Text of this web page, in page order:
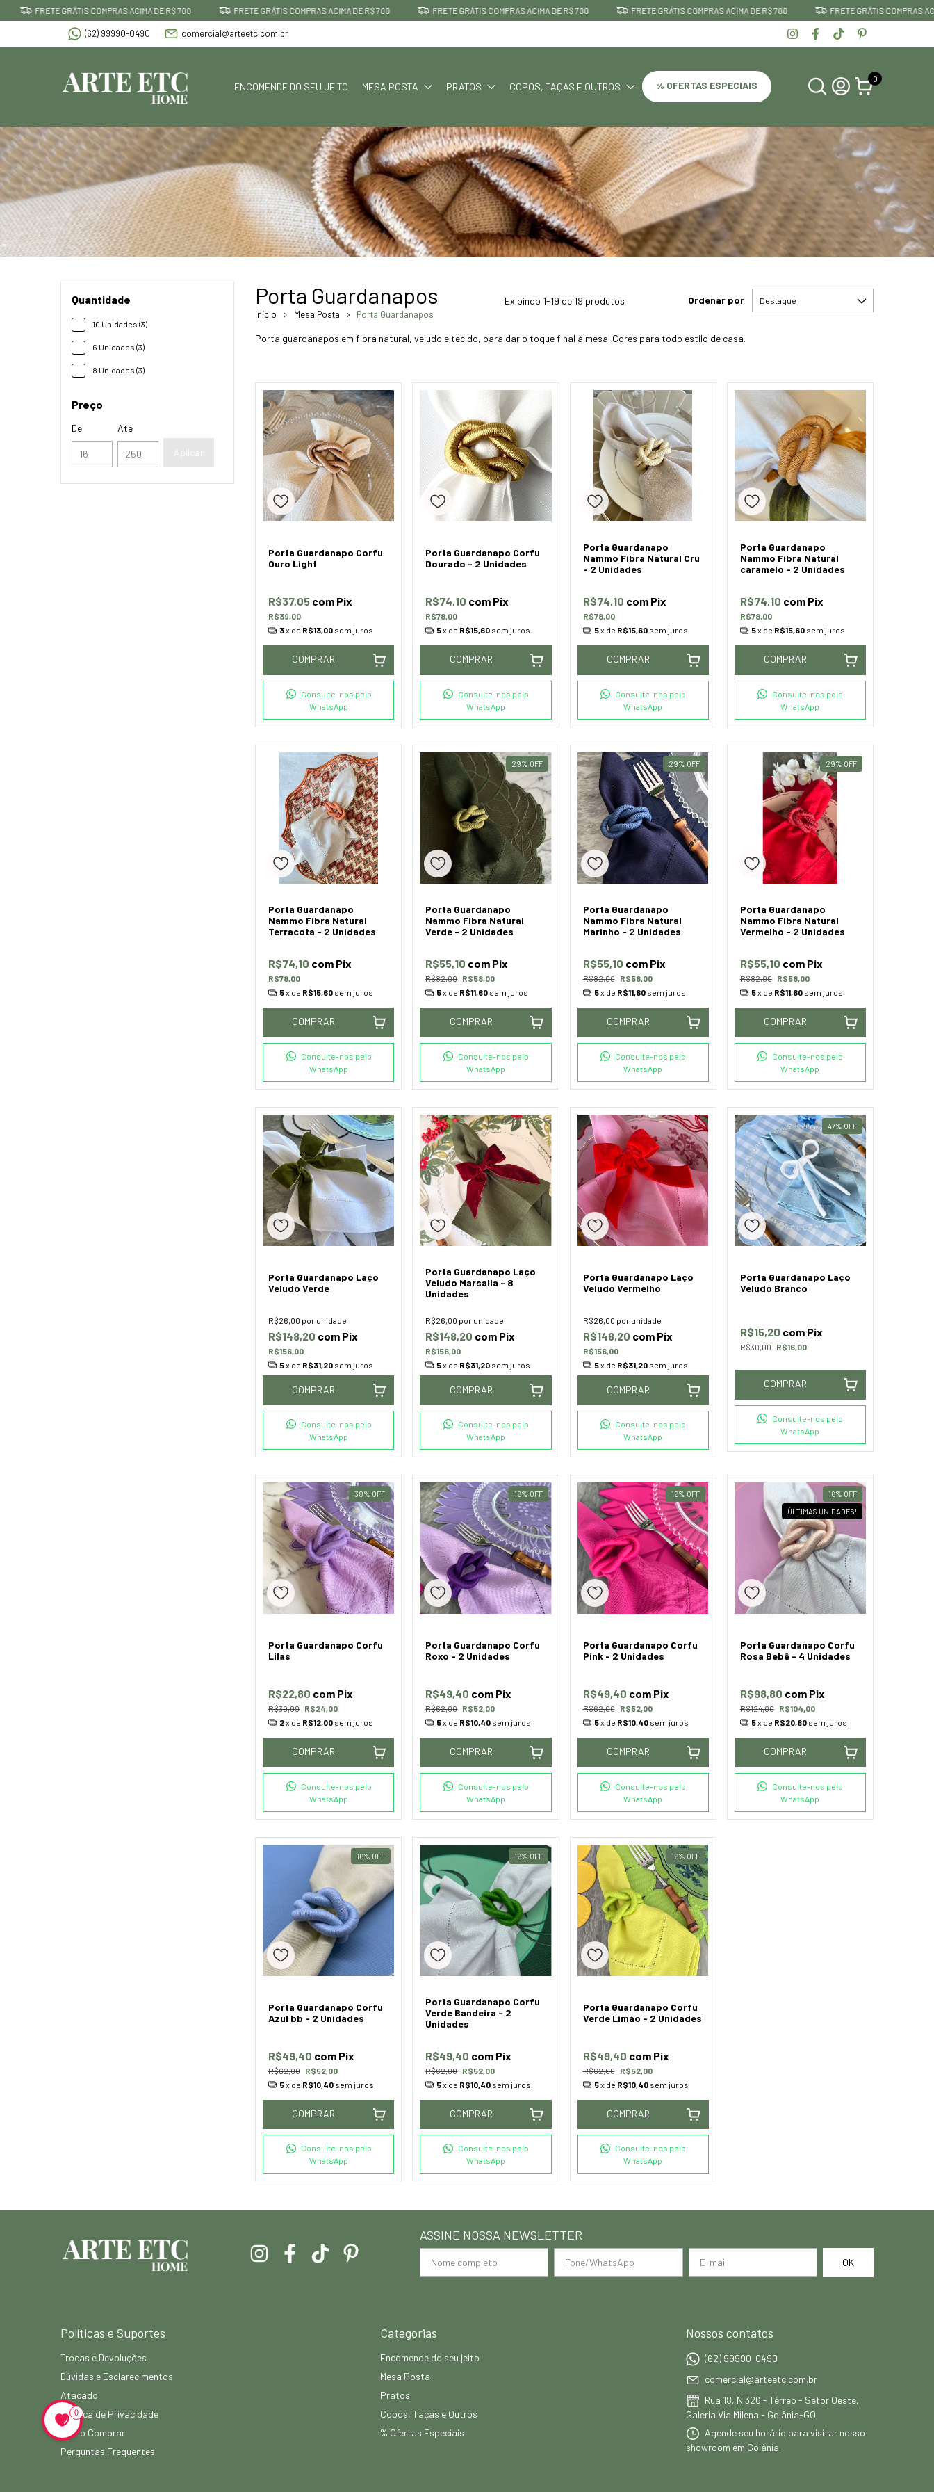
GRÁTIS COMPRAS ACIMA DE R$ 700 FRETE GRÁTIS COMPRAS ACIMA DE R$ 700 FRETE GRÁTIS COMPRAS ACIMA DE R$ 700 FRETE GRÁTIS COMPRAS ACIMA DE R$ 700 FRETE GRÁTIS COMPRAS ACIMA DE R$
(62) 99990-0490 comercial@arteetc.com.br
ENCOMENDE DO SEU JEITO MESA POSTA PRATOS COPOS, TAÇAS E OUTROS % OFERTAS ESPECIAIS
0
Quantidade
10 Unidades (3)
6 Unidades (3)
8 Unidades (3)
Preço
De Até
Aplicar
Porta Guardanapos
Início Mesa Posta Porta Guardanapos
Exibindo 1-19 de 19 produtos Ordenar por
Porta guardanapos em fibra natural, veludo e tecido, para dar o toque final à mesa. Cores para todo estilo de casa.
Porta Guardanapo Corfu
Ouro Light
R$39,00
R$37,05 com Pix
3x de R$13,00 sem juros
COMPRAR
Consulte-nos pelo
WhatsApp
Porta Guardanapo Corfu
Dourado - 2 Unidades
R$78,00
R$74,10 com Pix
5x de R$15,60 sem juros
COMPRAR
Consulte-nos pelo
WhatsApp
Porta Guardanapo
Nammo Fibra Natural Cru
- 2 Unidades
R$78,00
R$74,10 com Pix
5x de R$15,60 sem juros
COMPRAR
Consulte-nos pelo
WhatsApp
Porta Guardanapo
Nammo Fibra Natural
caramelo - 2 Unidades
R$78,00
R$74,10 com Pix
5x de R$15,60 sem juros
COMPRAR
Consulte-nos pelo
WhatsApp
Porta Guardanapo
Nammo Fibra Natural
Terracota - 2 Unidades
R$78,00
R$74,10 com Pix
5x de R$15,60 sem juros
COMPRAR
Consulte-nos pelo
WhatsApp
29% OFF
Porta Guardanapo
Nammo Fibra Natural
Verde - 2 Unidades
R$82,00 R$58,00
R$55,10 com Pix
5x de R$11,60 sem juros
COMPRAR
Consulte-nos pelo
WhatsApp
29% OFF
Porta Guardanapo
Nammo Fibra Natural
Marinho - 2 Unidades
R$82,00 R$58,00
R$55,10 com Pix
5x de R$11,60 sem juros
COMPRAR
Consulte-nos pelo
WhatsApp
29% OFF
Porta Guardanapo
Nammo Fibra Natural
Vermelho - 2 Unidades
R$82,00 R$58,00
R$55,10 com Pix
5x de R$11,60 sem juros
COMPRAR
Consulte-nos pelo
WhatsApp
Porta Guardanapo Laço
Veludo Verde
R$26,00 por unidade
R$156,00
R$148,20 com Pix
5x de R$31,20 sem juros
COMPRAR
Consulte-nos pelo
WhatsApp
Porta Guardanapo Laço
Veludo Marsalla - 8
Unidades
R$26,00 por unidade
R$156,00
R$148,20 com Pix
5x de R$31,20 sem juros
COMPRAR
Consulte-nos pelo
WhatsApp
Porta Guardanapo Laço
Veludo Vermelho
R$26,00 por unidade
R$156,00
R$148,20 com Pix
5x de R$31,20 sem juros
COMPRAR
Consulte-nos pelo
WhatsApp
47% OFF
Porta Guardanapo Laço
Veludo Branco
R$30,00 R$16,00
R$15,20 com Pix
COMPRAR
Consulte-nos pelo
WhatsApp
38% OFF
Porta Guardanapo Corfu
Lilas
R$39,00 R$24,00
R$22,80 com Pix
2x de R$12,00 sem juros
COMPRAR
Consulte-nos pelo
WhatsApp
16% OFF
Porta Guardanapo Corfu
Roxo - 2 Unidades
R$62,00 R$52,00
R$49,40 com Pix
5x de R$10,40 sem juros
COMPRAR
Consulte-nos pelo
WhatsApp
16% OFF
Porta Guardanapo Corfu
Pink - 2 Unidades
R$62,00 R$52,00
R$49,40 com Pix
5x de R$10,40 sem juros
COMPRAR
Consulte-nos pelo
WhatsApp
16% OFF
ÚLTIMAS UNIDADES!
Porta Guardanapo Corfu
Rosa Bebê - 4 Unidades
R$124,00 R$104,00
R$98,80 com Pix
5x de R$20,80 sem juros
COMPRAR
Consulte-nos pelo
WhatsApp
16% OFF
Porta Guardanapo Corfu
Azul bb - 2 Unidades
R$62,00 R$52,00
R$49,40 com Pix
5x de R$10,40 sem juros
COMPRAR
Consulte-nos pelo
WhatsApp
16% OFF
Porta Guardanapo Corfu
Verde Bandeira - 2
Unidades
R$62,00 R$52,00
R$49,40 com Pix
5x de R$10,40 sem juros
COMPRAR
Consulte-nos pelo
WhatsApp
16% OFF
Porta Guardanapo Corfu
Verde Limão - 2 Unidades
R$62,00 R$52,00
R$49,40 com Pix
5x de R$10,40 sem juros
COMPRAR
Consulte-nos pelo
WhatsApp
ASSINE NOSSA NEWSLETTER
Políticas e Suportes
Trocas e Devoluções
Dúvidas e Esclarecimentos
Atacado
Política de Privacidade
Como Comprar
Perguntas Frequentes
Categorias
Encomende do seu jeito
Mesa Posta
Pratos
Copos, Taças e Outros
% Ofertas Especiais
Nossos contatos
(62) 99990-0490
comercial@arteetc.com.br
Rua 18, N.326 - Térreo - Setor Oeste,
Galeria Via Milena - Goiânia-GO
Agende seu horário para visitar nosso
showroom em Goiânia.
0